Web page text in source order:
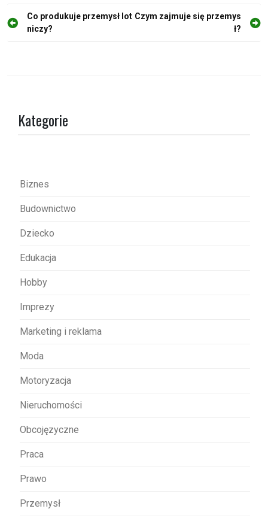
N
Co produkuje przemysł lot
niczy?
Czym zajmuje się przemys
ł?
Kategorie
Biznes
Budownictwo
Dziecko
Edukacja
Hobby
Imprezy
Marketing i reklama
Moda
Motoryzacja
Nieruchomości
Obcojęzyczne
Praca
Prawo
Przemysł